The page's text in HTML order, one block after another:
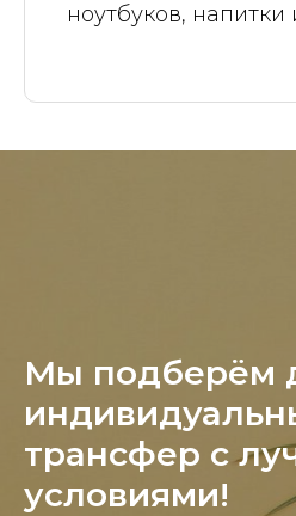
ноутбуков,
Мы подберём
трансфер с
условиями!